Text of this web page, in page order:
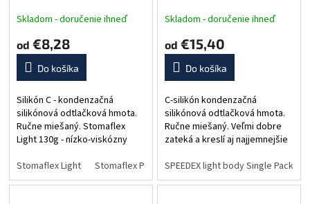
Skladom - doručenie ihneď
od €8,28
Do košíka
Silikón C - kondenzačná
silikónová odtlačková hmota.
Ručne miešaný. Stomaflex
Light 130g - nízko-viskózny
Stomaflex Putty 1300g -
klasický putty (tmel).
Stomaflex Light Stomaflex Putty Stomaflex Gel Catalyst
Skladom - doručenie ihneď
od €15,40
Do košíka
C-silikón kondenzačná
silikónová odtlačková hmota.
Ručne miešaný. Veľmi dobre
zateká a kreslí aj najjemnejšie
SPEEDEX light body Single Pack